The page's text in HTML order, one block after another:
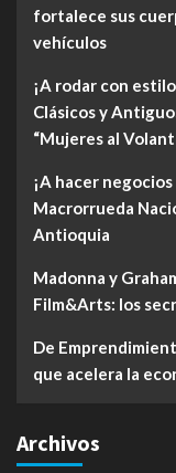
fortalece sus
vehículos
¡A rodar con
Clásicos y
“Mujeres al
¡A hacer
Macrorrueda
Antioquia
Madonna y
Film&Arts: los
De
que acelera la
Archivos